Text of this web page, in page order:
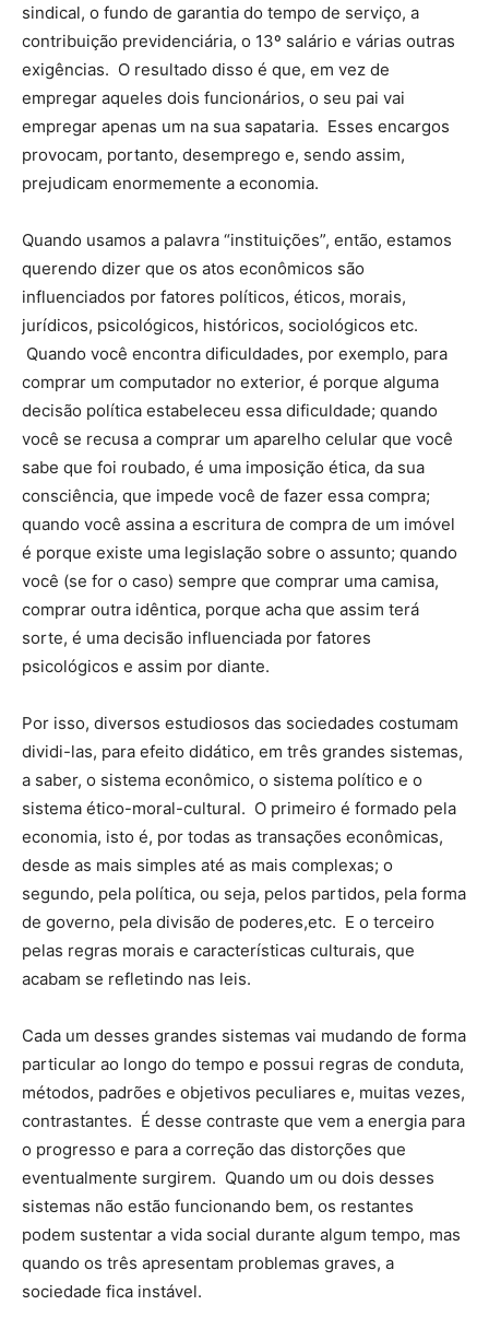
sindical, o fundo de garantia do tempo de serviço, a
contribuição previdenciária, o 13º salário e várias outras
exigências. O resultado disso é que, em vez de
empregar aqueles dois funcionários, o seu pai vai
empregar apenas um na sua sapataria. Esses encargos
provocam, portanto, desemprego e, sendo assim,
prejudicam enormemente a economia.
Quando usamos a palavra “instituições”, então, estamos
querendo dizer que os atos econômicos são
influenciados por fatores políticos, éticos, morais,
jurídicos, psicológicos, históricos, sociológicos etc.
Quando você encontra dificuldades, por exemplo, para
comprar um computador no exterior, é porque alguma
decisão política estabeleceu essa dificuldade; quando
você se recusa a comprar um aparelho celular que você
sabe que foi roubado, é uma imposição ética, da sua
consciência, que impede você de fazer essa compra;
quando você assina a escritura de compra de um imóvel
é porque existe uma legislação sobre o assunto; quando
você (se for o caso) sempre que comprar uma camisa,
comprar outra idêntica, porque acha que assim terá
sorte, é uma decisão influenciada por fatores
psicológicos e assim por diante.
Por isso, diversos estudiosos das sociedades costumam
dividi-las, para efeito didático, em três grandes sistemas,
a saber, o sistema econômico, o sistema político e o
sistema ético-moral-cultural. O primeiro é formado pela
economia, isto é, por todas as transações econômicas,
desde as mais simples até as mais complexas; o
segundo, pela política, ou seja, pelos partidos, pela forma
de governo, pela divisão de poderes,etc. E o terceiro
pelas regras morais e características culturais, que
acabam se refletindo nas leis.
Cada um desses grandes sistemas vai mudando de forma
particular ao longo do tempo e possui regras de conduta,
métodos, padrões e objetivos peculiares e, muitas vezes,
contrastantes. É desse contraste que vem a energia para
o progresso e para a correção das distorções que
eventualmente surgirem. Quando um ou dois desses
sistemas não estão funcionando bem, os restantes
podem sustentar a vida social durante algum tempo, mas
quando os três apresentam problemas graves, a
sociedade fica instável.